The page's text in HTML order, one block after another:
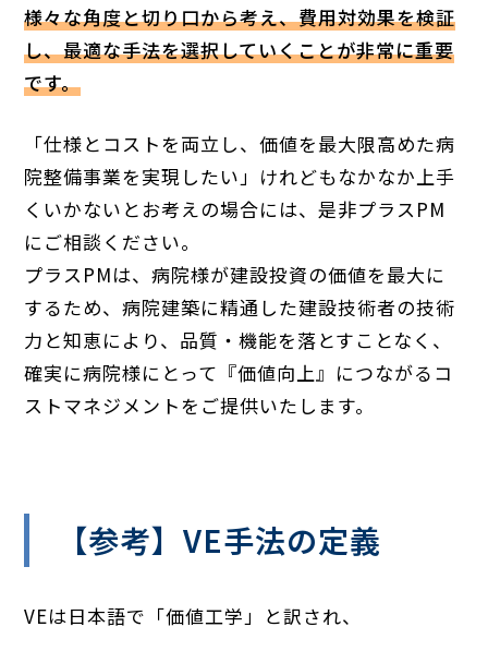
様々な角度と切り口から考え、費用対効果を検証
し、最適な手法を選択していくことが非常に重要
です。
「仕様とコストを両立し、価値を最大限高めた病
院整備事業を実現したい」けれどもなかなか上手
くいかないとお考えの場合には、是非プラスPM
にご相談ください。
プラスPMは、病院様が建設投資の価値を最大に
するため、病院建築に精通した建設技術者の技術
力と知恵により、品質・機能を落とすことなく、
確実に病院様にとって『価値向上』につながるコ
ストマネジメントをご提供いたします。
【参考】VE手法の定義
VEは日本語で「価値工学」と訳され、